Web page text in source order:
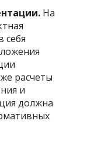
На
себя
расчеты
и
должна